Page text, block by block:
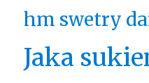
hm swetry
Jaka